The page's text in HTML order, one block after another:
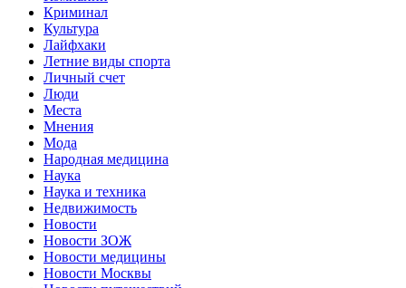
Криминал
Культура
Лайфхаки
Летние виды спорта
Личный счет
Люди
Места
Мнения
Мода
Народная медицина
Наука
Наука и техника
Недвижимость
Новости
Новости ЗОЖ
Новости медицины
Новости Москвы